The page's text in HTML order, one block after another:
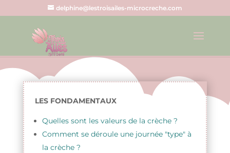
delphine@lestroisailes-microcreche.com
LES FONDAMENTAUX
Quelles sont les valeurs de la crèche ?
Comment se déroule une journée "type" à
la crèche ?